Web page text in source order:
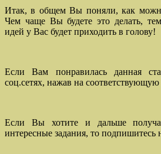
Итак, в общем Вы поняли, как можно
Чем чаще Вы будете это делать,
идей у Вас будет приходить в голову!
Если Вам понравилась данная
соц.сетях, нажав на соответствующую
Если Вы хотите и дальше
интересные задания, то подпишитесь